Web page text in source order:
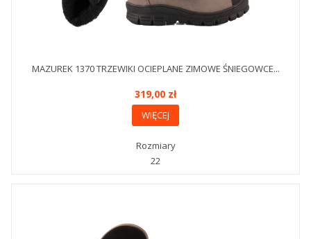
MAZUREK 1370 TRZEWIKI OCIEPLANE ZIMOWE ŚNIEGOWCE...
319,00 zł
WIĘCEJ
Rozmiary
22